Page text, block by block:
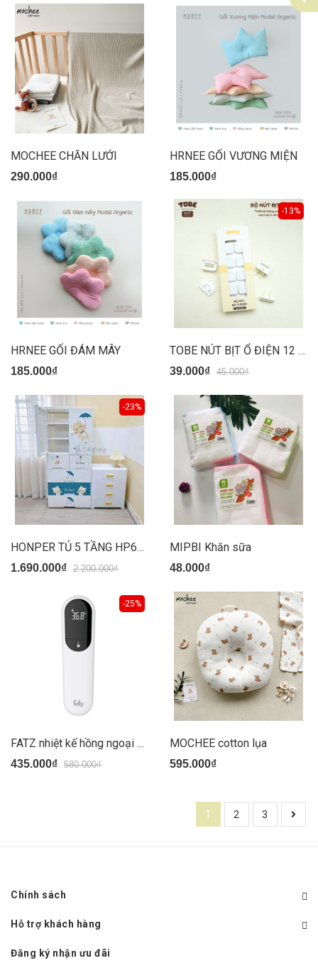
MOCHEE CHĂN LƯỚI
290.000₫
HRNEE GỐI VƯƠNG MIỆN
185.000₫
HRNEE GỐI ĐÁM MÂY
185.000₫
-13%
TOBE NÚT BỊT Ổ ĐIỆN 12 CÁI
39.000₫ 45.000₫
-23%
HONPER TỦ 5 TẦNG HP622
1.690.000₫ 2.200.000₫
MIPBI Khăn sữa
48.000₫
-25%
FATZ nhiệt kế hồng ngoại P2( 580/145/435)
435.000₫ 580.000₫
MOCHEE cotton lụa
595.000₫
1 2 3
Chính sách
Hỗ trợ khách hàng
Đăng ký nhận ưu đãi